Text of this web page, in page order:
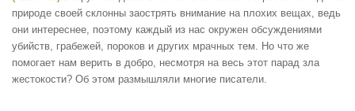
природе своей склонны заострять внимание на плохих вещах, ведь
они интереснее, поэтому каждый из нас окружен обсуждениями
убийств, грабежей, пороков и других мрачных тем. Но что же
помогает нам верить в добро, несмотря на весь этот парад зла
жестокости? Об этом размышляли многие писатели.